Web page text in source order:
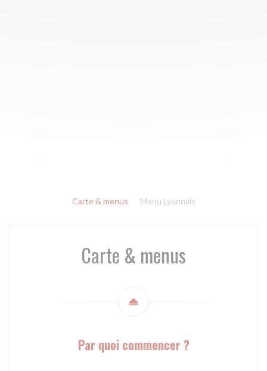
Carte & menus Menu Lyonnais
Carte & menus
Par quoi commencer ?